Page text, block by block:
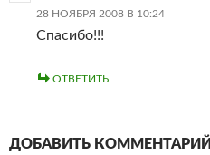
28 НОЯБРЯ 2008 В 10:24
Спасибо!!!
ОТВЕТИТЬ
ДОБАВИТЬ КОММЕНТАРИЙ